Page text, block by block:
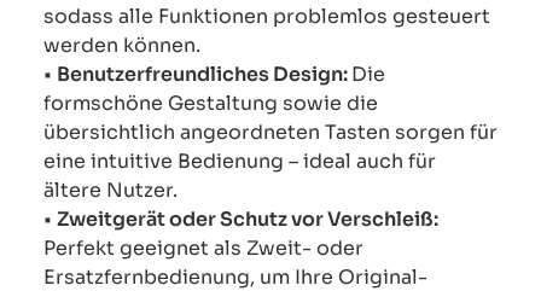
sodass alle Funktionen problemlos gesteuert
werden können.
• Benutzerfreundliches Design:Die
formschöne Gestaltung sowie die
übersichtlich angeordneten Tasten sorgen für
eine intuitive Bedienung – ideal auch für
ältere Nutzer.
• Zweitgerät oder Schutz vor Verschleiß:
Perfekt geeignet als Zweit- oder
Ersatzfernbedienung, um Ihre Original-